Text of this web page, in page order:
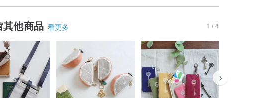
他商品 看更多 1 / 4